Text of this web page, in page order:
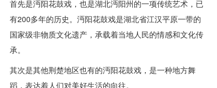
首先是沔阳花鼓戏，也是湖北沔阳州的一项传统艺术，已
有200多年的历史。沔阳花鼓戏是湖北省江汉平原一带的
国家级非物质文化遗产，承载着当地人民的情感和文化传
承。
其次是其他荆楚地区也有的沔阳花鼓戏，是一种地方舞
蹈，表达着人们对美好生活的向往。